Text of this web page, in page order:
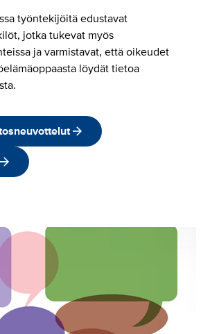
työntekijöitä edustavat
jotka tukevat myös
ja varmistavat, että oikeudet
löydät tietoa